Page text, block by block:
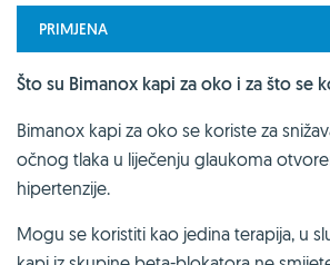
PRIMJENA
Što su Bimanox kapi za oko i za što se
Bimanox kapi za oko se koriste za
očnog tlaka u liječenju glaukoma
hipertenzije.
Mogu se koristiti kao jedina terapija, u